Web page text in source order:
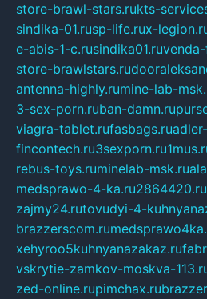
store-brawl-stars.rukts-
sindika-01.rusp-life.rux-
e-abis-1-c.rusindika01.ru
store-brawlstars.ru
antenna-highly.rumine-lab-
3-sex-porn.ruban-damn.ru
viagra-tablet.rufasbags.ru
fincontech.ru3sexporn.ru
rebus-toys.ruminelab-msk.ru
medsprawo-4-ka.ru2864420.ru
zajmy24.rutovudyi-4-
brazzerscom.ru
xehyroo5kuhnyanazakaz.ru
vskrytie-zamkov-moskva-
zed-online.rupimchax.ru